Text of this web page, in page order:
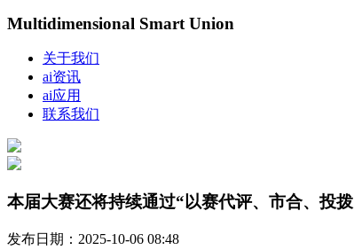
Multidimensional Smart Union
关于我们
ai资讯
ai应用
联系我们
本届大赛还将持续通过“以赛代评、市合、投拨
发布日期：2025-10-06 08:48